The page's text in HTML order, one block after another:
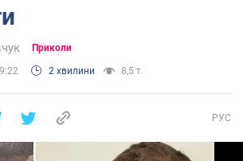
Приколи
2 хвилини 8,5 т.
РУС